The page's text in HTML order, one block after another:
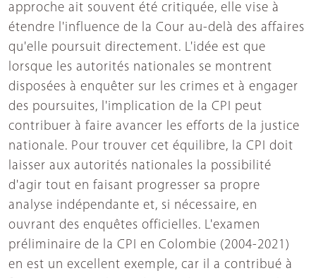
approche ait souvent été critiquée, elle vise à
étendre l'influence de la Cour au-delà des affaires
qu'elle poursuit directement. L'idée est que
lorsque les autorités nationales se montrent
disposées à enquêter sur les crimes et à engager
des poursuites, l'implication de la CPI peut
contribuer à faire avancer les efforts de la justice
nationale. Pour trouver cet équilibre, la CPI doit
laisser aux autorités nationales la possibilité
d'agir tout en faisant progresser sa propre
analyse indépendante et, si nécessaire, en
ouvrant des enquêtes officielles. L'examen
préliminaire de la CPI en Colombie (2004-2021)
en est un excellent exemple, car il a contribué à